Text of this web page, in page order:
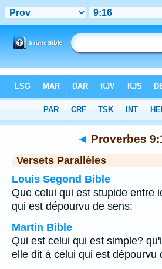
Chapitre 9> Verset 16
◄ Proverbes
Versets Parallèles
Louis Segond Bible
Que celui qui est stupide entre
qui est dépourvu de sens:
Martin Bible
Qui est celui qui est simple?
elle dit à celui qui est dépourvu